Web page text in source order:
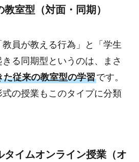
室型（対面・同期）
員が教える行為」と「学生
る同期型というのは、まさ
た従来の教室型の学習です。
の授業もこのタイプに分類
イムオンライン授業（オ